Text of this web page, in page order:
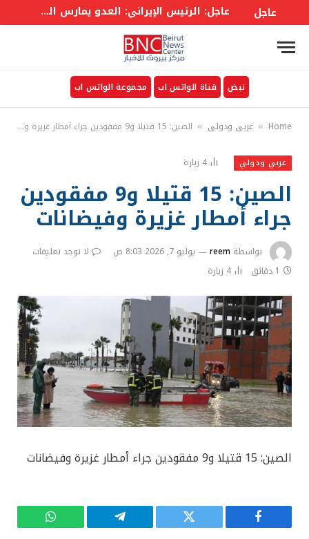
عاجل عاجل: الرئيس الإيراني: العدو يمارس الضغوط على بلادنا لدفع مواطنينا للاحتجاج
نبض قناة الواتس اب مجموعة الواتس اب
Home
» عربي ودولي » الصين: 15 قتيلا و9 مفقودين جراء أمطار غزيرة وفيضانات
عربي ودولي 4 زيارة
الصين: 15 قتيلا و9 مفقودين
جراء أمطار غزيرة وفيضانات
بواسطة reem يوليو 7, 2026 8:03 ص
لا توجد تعليقات
1 دقائق
4 زيارة
الصين: 15 قتيلا و9 مفقودين جراء أمطار غزيرة وفيضانات
فيسبوك تويتر تيلقرام واتساب